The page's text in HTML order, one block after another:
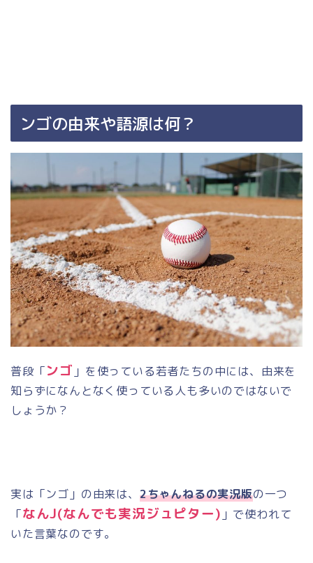
ンゴの由来や語源は何？
普段「ンゴ 」を使っている若者たちの中には、由来を
知らずになんとなく使っている人も多いのではないで
しょうか？
実は「ンゴ」の由来は、 2ちゃんねるの実況版の一つ
「なんJ(なんでも実況ジュピター) 」で使われて
いた言葉なのです。